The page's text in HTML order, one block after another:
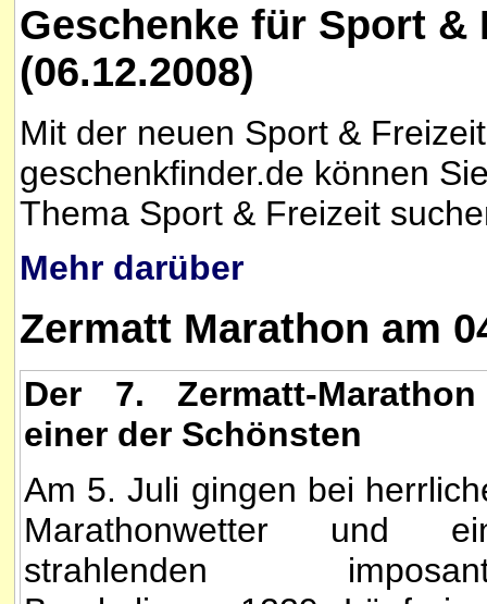
Geschenke für Sport &
(06.12.2008)
Mit der neuen Sport &
geschenkfinder.de können
Thema Sport & Freizeit
Mehr darüber
Zermatt Marathon am
Der 7. Zermatt-
einer der Schönsten
Am 5. Juli gingen bei
Marathonwetter und
strahlenden